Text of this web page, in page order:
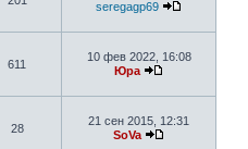
seregagp69
611
10 фев 2022, 16:08
Юра
28
21 сен 2015, 12:31
SoVa